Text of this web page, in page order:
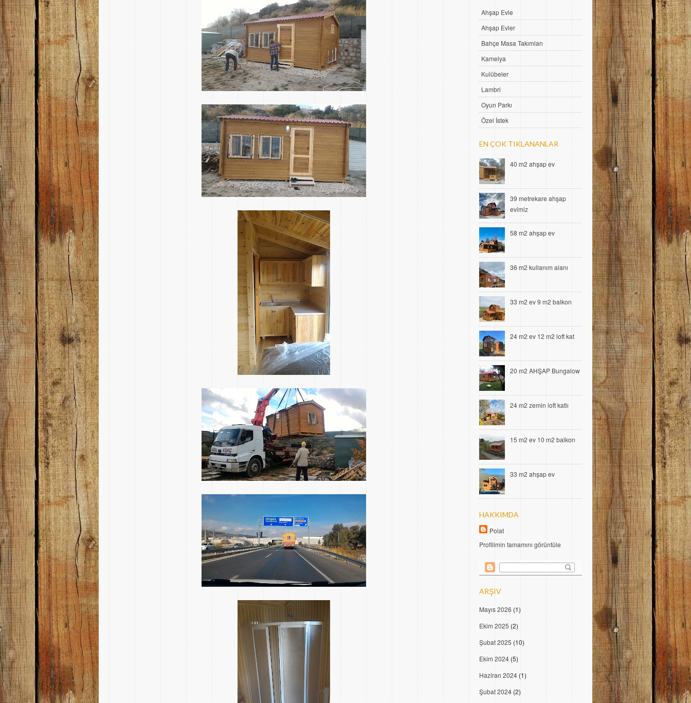
Ahşap Evle
Ahşap Evler
Bahçe Masa Takımları
Kamelya
Kulübeler
Lambri
Oyun Parkı
Özel İstek
EN ÇOK TIKLANANLAR
40 m2 ahşap ev
39 metrekare ahşap
evimiz
58 m2 ahşap ev
36 m2 kullanım alanı
33 m2 ev 9 m2 balkon
24 m2 ev 12 m2 loft kat
20 m2 AHŞAP Bungalow
24 m2 zemin loft katlı
15 m2 ev 10 m2 balkon
33 m2 ahşap ev
HAKKIMDA
Polat
Profilimin tamamını görüntüle
ARŞIV
Mayıs 2026 (1)
Ekim 2025 (2)
Şubat 2025 (10)
Ekim 2024 (5)
Haziran 2024(1)
Şubat 2024 (2)